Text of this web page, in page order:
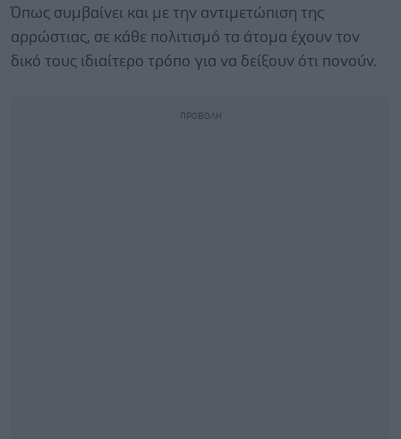
Όπως συμβαίνει και με την αντιμετώπιση της
αρρώστιας, σε κάθε πολιτισμό τα άτομα έχουν τον
δικό τους ιδιαίτερο τρόπο για να δείξουν ότι πονούν.